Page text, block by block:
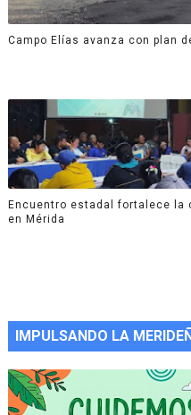
Campo Elías avanza con plan
Encuentro estadal fortalece
en Mérida
IMPULSANDO LA